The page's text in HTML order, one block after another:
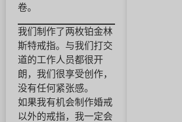
卷。
我们制作了两枚铂金林
斯特戒指。与我们打交
道的工作人员都很开
朗，我们很享受创作，
没有任何紧张感。
如果我有机会制作婚戒
以外的戒指，我一定会